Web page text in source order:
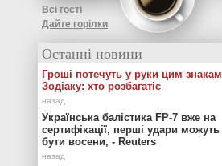
Всі гості
Дайте горілки
Останні новини
Гроші потечуть у руки цим знакам
Зодіаку: хто розбагатіє
Українська балістика FP-7 вже на
сертифікації, перші удари можуть
бути восени, - Reuters